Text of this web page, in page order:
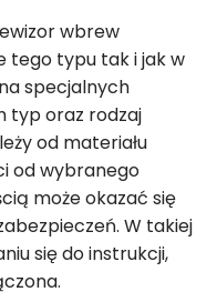
wbrew
tego typu tak i jak w
specjalnych
typ oraz rodzaj
od materiału
od wybranego
może okazać się
W takiej
się do instrukcji,